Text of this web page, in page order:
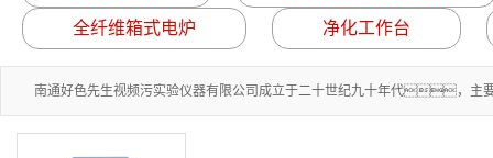
全纤维箱式电炉 净化工作台
南通好色先生视频污实验仪器有限公司成立于二十世纪九十年代